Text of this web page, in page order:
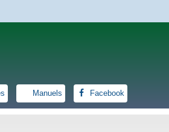
Manuels Facebook